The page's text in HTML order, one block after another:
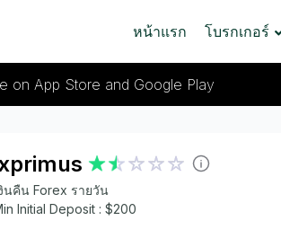
หน้าแรก โบรกเกอร์
on App Store and Google Play
งินคืน Forex รายวัน
Initial Deposit : $200